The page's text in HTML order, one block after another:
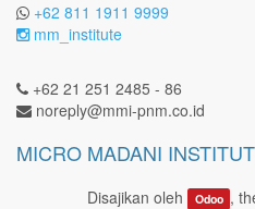
+62 811 1911 9999
mm_institute
+62 21 251 2485 - 86
noreply@mmi-pnm.co.id
MICRO MADANI
Disajikan oleh Odoo ,